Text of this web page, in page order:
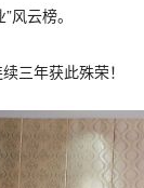
风云榜。
三年获此殊荣！